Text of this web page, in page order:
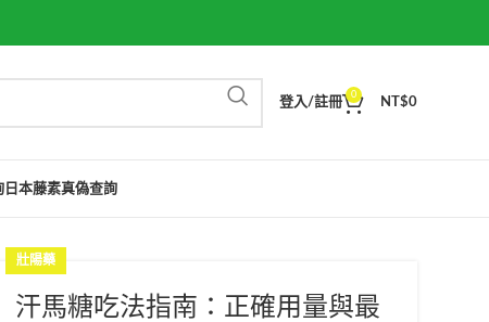
登入/註冊
0
NT$0
日本藤素真偽查詢
壯陽藥
汗馬糖吃法指南：正確用量與最